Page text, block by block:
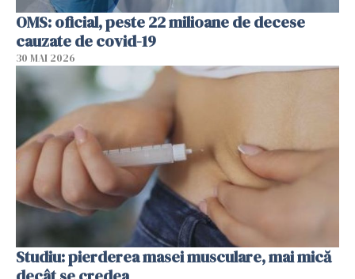
OMS: oficial, peste 22 milioane de decese
cauzate de covid-19
30 MAI 2026
Studiu: pierderea masei musculare, mai mică